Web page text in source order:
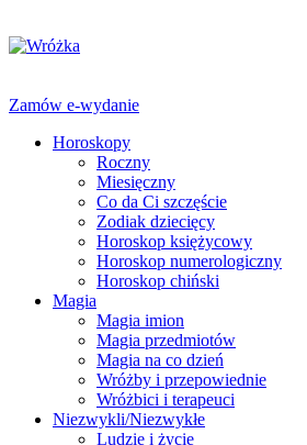
Zamów e-wydanie
Horoskopy
Roczny
Miesięczny
Co da Ci szczęście
Zodiak dziecięcy
Horoskop księżycowy
Horoskop numerologiczny
Horoskop chiński
Magia
Magia imion
Magia przedmiotów
Magia na co dzień
Wróżby i przepowiednie
Wróżbici i terapeuci
Niezwykli/Niezwykłe
Ludzie i życie